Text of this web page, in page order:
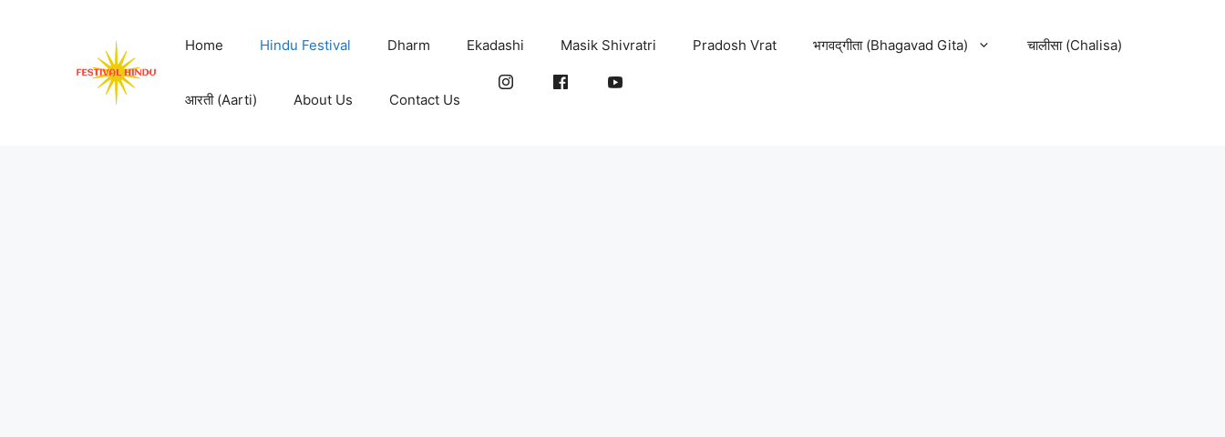
Home Hindu Festival Dharm Ekadashi Masik Shivratri Pradosh Vrat भगवद्‌गीता (Bhagavad Gita) चालीसा (Chalisa)
आरती (Aarti) About Us Contact Us